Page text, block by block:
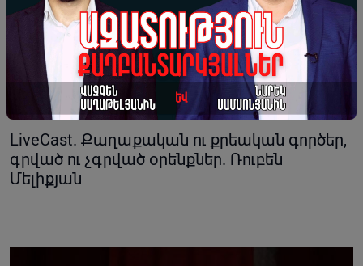
22-12-2023 20:54
LiveCast. Քաղաքական ու քրեական գործեր,
գրված ու չգրված օրենքներ. Ռուբեն
Մելիքյան